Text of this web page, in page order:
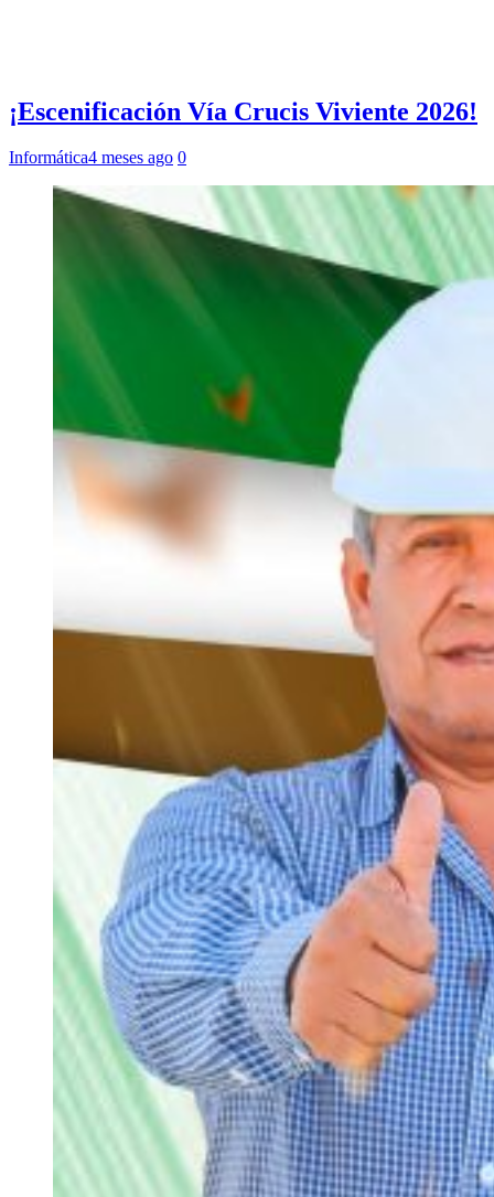
¡Escenificación Vía Crucis Viviente 2026!
Informática4 meses ago 0